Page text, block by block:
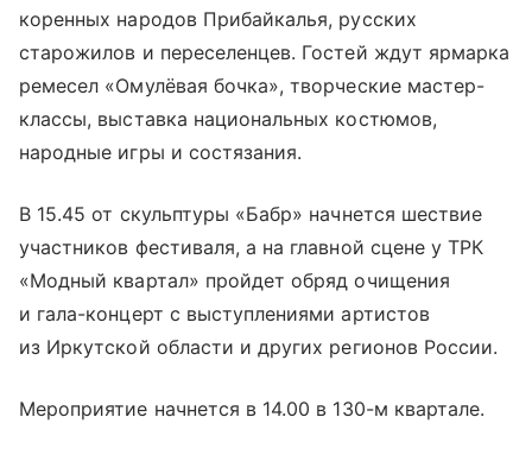
коренных народов Прибайкалья, русских
старожилов и переселенцев. Гостей ждут ярмарка
ремесел «Омулёвая бочка», творческие мастер-
классы, выставка национальных костюмов,
народные игры и состязания.
В 15.45 от скульптуры «Бабр» начнется шествие
участников фестиваля, а на главной сцене у ТРК
«Модный квартал» пройдет обряд очищения
и гала-концерт с выступлениями артистов
из Иркутской области и других регионов России.
Мероприятие начнется в 14.00 в 130-м квартале.